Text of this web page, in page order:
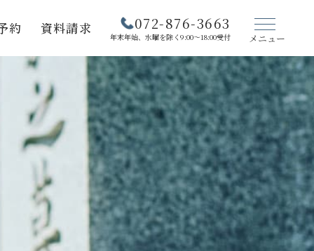
約 資料請求 072-876-3663
年末年始、水曜を除く9:00～18:00受付